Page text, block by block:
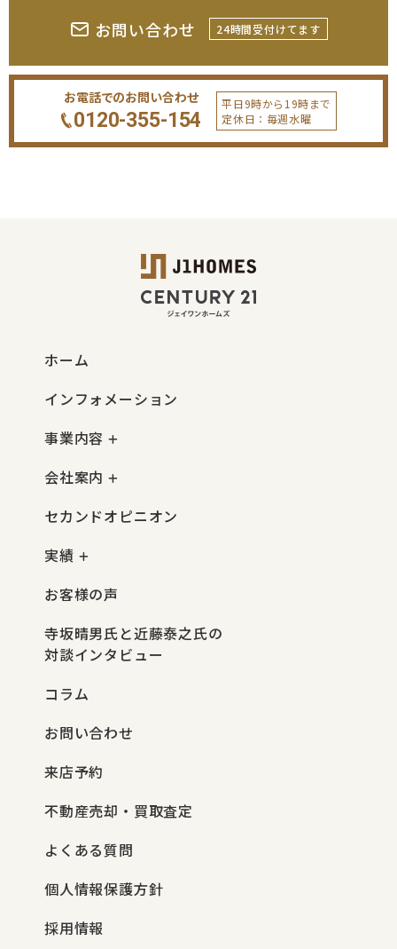
お問い合わせ 24時間受付けてます
お電話でのお問い合わせ
0120-355-154
平日9時から19時まで
定休日：毎週水曜
ホーム
インフォメーション
事業内容
会社案内
セカンドオピニオン
実績
お客様の声
寺坂晴男氏と近藤泰之氏の
対談インタビュー
コラム
お問い合わせ
来店予約
不動産売却・買取査定
よくある質問
個人情報保護方針
採用情報